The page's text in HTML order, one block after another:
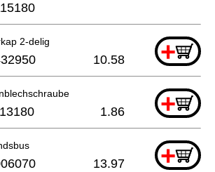
2-delig +
10.58
+
1.86
+
13.97